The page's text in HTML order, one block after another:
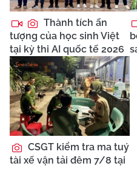
Thành tích ấn
tượng của học sinh Việt
tại kỳ thi AI quốc tế 2026
CSGT kiểm tra ma tuý
tài xế vận tải đêm 7/8 tại